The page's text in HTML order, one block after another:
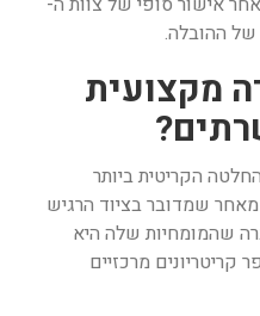
מקצועית
הקריטית ביותר
שמדובר בציוד הרגיש
שהמומחיות שלה היא
מרכזיים